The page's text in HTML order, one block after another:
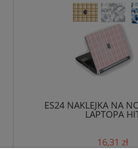
ES24 NAKLEJKA NA
LAPTOPA
16,31 zł